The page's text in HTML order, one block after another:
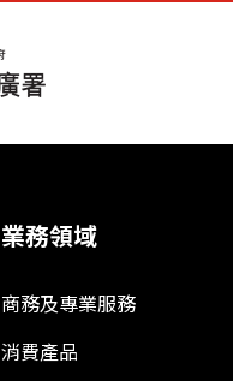
業務領域
商務及專業服務
消費產品